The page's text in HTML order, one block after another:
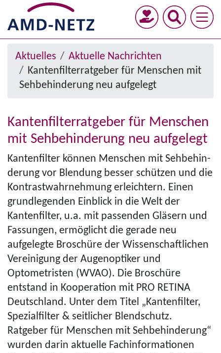
zum
Inhalt
anzeigen/ausblenden
Pfad­
na­
vi­
Aktuelles
Aktuelle Nachrichten
Kanten­filter­rat­geber für Menschen mit
Seh­be­hin­de­rung neu aufgelegt
Kanten­filter­rat­geber für Menschen
mit Seh­be­hin­de­rung neu aufgelegt
Kantenfilter können Menschen mit Seh­be­hin­
de­rung vor Blendung besser schützen und die
Kon­trast­wahr­neh­mung erleichtern. Einen
grundlegenden Einblick in die Welt der
Kantenfilter, u.a. mit passenden Gläsern und
Fassungen, ermöglicht die gerade neu
aufgelegte Broschüre der Wis­sen­schaft­li­chen
Vereinigung der Augenoptiker und
Optometristen (WVAO). Die Broschüre
entstand in Kooperation mit PRO RETINA
Deutschland. Unter dem Titel „Kantenfilter,
Spezialfilter & seitlicher Blendschutz.
Ratgeber für Menschen mit Seh­be­hin­de­rung“
wurden darin aktuelle Fach­in­for­ma­ti­o­nen